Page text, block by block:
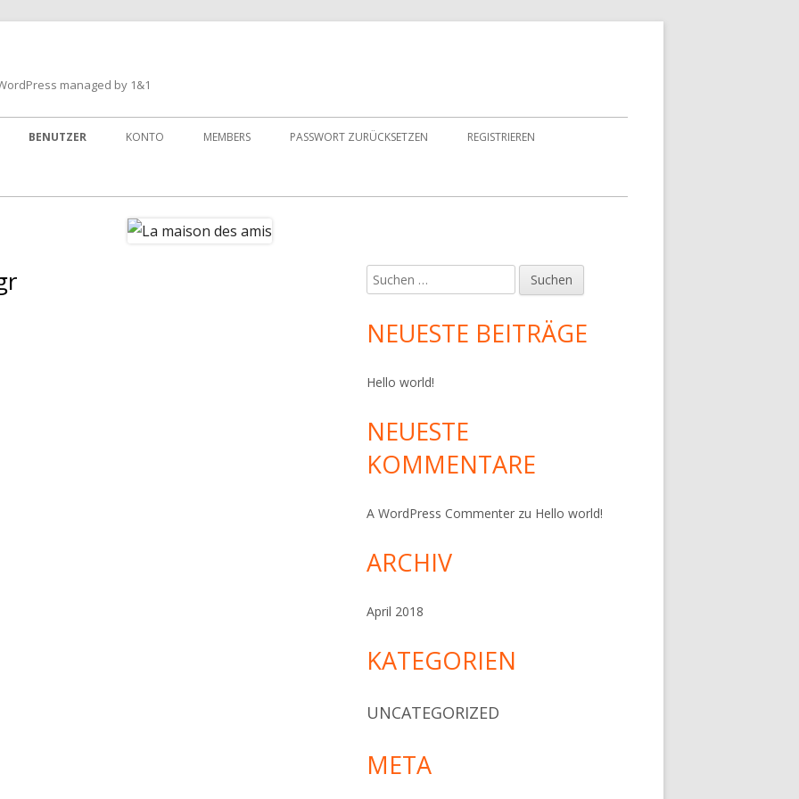
managed by 1&1
BENUTZER KONTO MEMBERS PASSWORT ZURÜCKSETZEN REGISTRIEREN
Haupt-
Seitenleiste
Suchen
nach:
NEUESTE BEITRÄGE
Hello world!
NEUESTE
KOMMENTARE
A WordPress Commenter zu Hello world!
ARCHIV
April 2018
KATEGORIEN
UNCATEGORIZED
META